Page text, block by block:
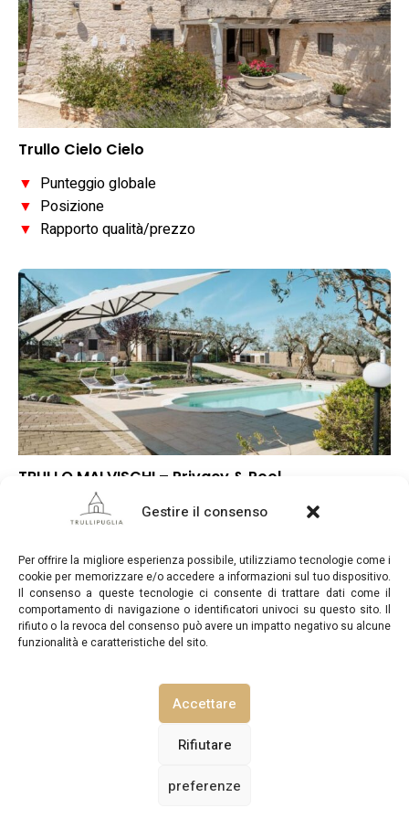
Gestire il consenso
Per offrire la migliore esperienza possibile, utilizziamo tecnologie come i
cookie per memorizzare e/o accedere a informazioni sul tuo dispositivo.
Il consenso a queste tecnologie ci consente di trattare dati come il
comportamento di navigazione o identificatori univoci su questo sito. Il
rifiuto o la revoca del consenso può avere un impatto negativo su alcune
funzionalità e caratteristiche del sito.
Accettare
Rifiutare
preferenze
Trullo Cielo Cielo
▼ Punteggio globale
▼ Posizione
▼ Rapporto qualità/prezzo
TRULLO MALVISCHI – Privacy & Pool
Punteggio globale
▲Rapporto qualità/prezzo
TrulliPuglia.com © Copyright 2026. Tutti i diritti riservati.
INFORMATIVA SULLA PRIVACY
POLITICA SUI COOKIE (UE) CONTATTACI